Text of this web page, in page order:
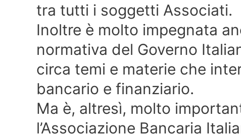
tra tutti i soggetti Associati.
Inoltre è molto impegnata
normativa del Governo
circa temi e materie che
bancario e finanziario.
Ma è, altresì, molto
l’Associazione Bancaria